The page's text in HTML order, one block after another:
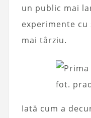
un public mai
experimente
mai târziu.
fot.
Iată cum a